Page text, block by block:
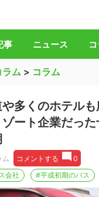
バス総合情報誌「バ
事 ニュース
ラム > コラム
多くのホテル
ート企業だっ
ム コメントする
0
会社 #平成初期のバス